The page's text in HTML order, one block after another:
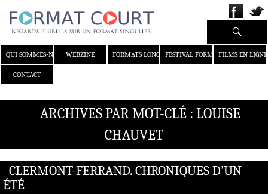
QUI SOMMES-NOUS ?WEBZINE FORMATS LONGS FESTIVAL FORMAT COURT
FILMS EN LIGNE
CONTACT
Recherche
ARCHIVES PAR MOT-CLÉ : LOUISE
CHAUVET
CLERMONT-FERRAND. CHRONIQUES D’UN
ÉTÉ